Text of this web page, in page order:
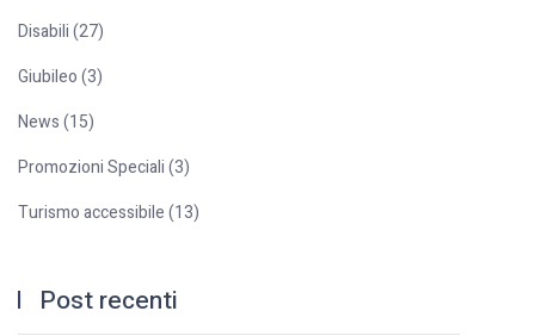
Disabili (27)
Giubileo (3)
News (15)
Promozioni Speciali (3)
Turismo accessibile (13)
Post recenti